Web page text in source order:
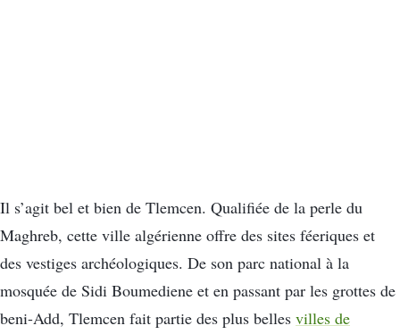
Il s’agit bel et bien de Tlemcen. Qualifiée de la perle du
Maghreb, cette ville algérienne offre des sites féeriques et
des vestiges archéologiques. De son parc national à la
mosquée de Sidi Boumediene et en passant par les grottes de
beni-Add, Tlemcen fait partie des plus belles villes de